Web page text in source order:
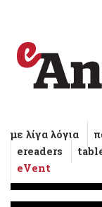
με λίγα λόγια
ereaders
eVent